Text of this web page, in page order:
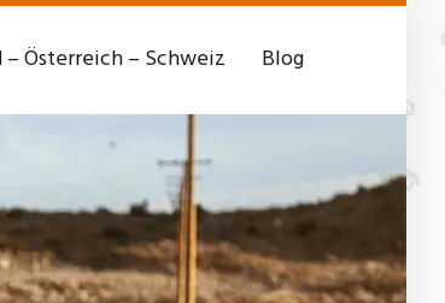
Österreich – Schweiz Blog